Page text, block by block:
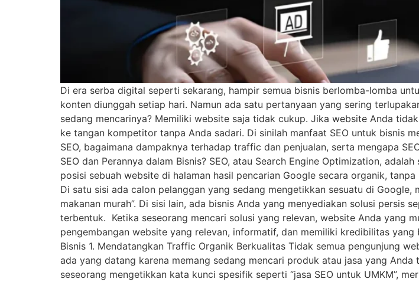
Di era serba digital seperti sekarang, hampir semua bisnis berlomba-lomba
konten diunggah setiap hari. Namun ada satu pertanyaan yang sering
sedang mencarinya? Memiliki website saja tidak cukup. Jika website Anda
ke tangan kompetitor tanpa Anda sadari. Di sinilah manfaat SEO untuk bisnis
SEO, bagaimana dampaknya terhadap traffic dan penjualan, serta mengapa
SEO dan Perannya dalam Bisnis? SEO, atau Search Engine Optimization,
posisi sebuah website di halaman hasil pencarian Google secara organik,
Di satu sisi ada calon pelanggan yang sedang mengetikkan sesuatu di Google,
makanan murah”. Di sisi lain, ada bisnis Anda yang menyediakan solusi persis
terbentuk. Ketika seseorang mencari solusi yang relevan, website Anda yang
pengembangan website yang relevan, informatif, dan memiliki kredibilitas
Bisnis 1. Mendatangkan Traffic Organik Berkualitas Tidak semua pengunjung
ada yang datang karena memang sedang mencari produk atau jasa yang
seseorang mengetikkan kata kunci spesifik seperti “jasa SEO untuk UMKM”,